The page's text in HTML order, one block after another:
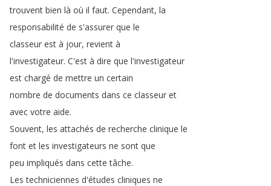
trouvent bien là où il faut. Cependant, la
responsabilité de s'assurer que le
classeur est à jour, revient à
l'investigateur. C'est à dire que l'investigateur
est chargé de mettre un certain
nombre de documents dans ce classeur et
avec votre aide.
Souvent, les attachés de recherche clinique le
font et les investigateurs ne sont que
peu impliqués dans cette tâche.
Les techniciennes d'études cliniques ne